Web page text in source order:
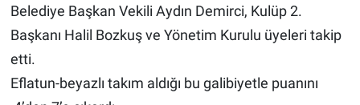
Belediye Başkan Vekili Aydın Demirci, Kulüp 2.
Başkanı Halil Bozkuş ve Yönetim Kurulu üyeleri takip
etti.
Eflatun-beyazlı takım aldığı bu galibiyetle puanını